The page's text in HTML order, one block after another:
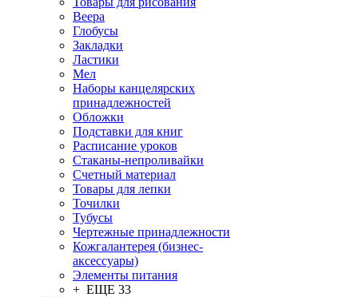
Веера
Глобусы
Закладки
Ластики
Мел
Наборы канцелярских
принадлежностей
Обложки
Подставки для книг
Расписание уроков
Стаканы-непроливайки
Счетный материал
Товары для лепки
Точилки
Тубусы
Чертежные принадлежности
Кожгалантерея (бизнес-
аксессуары)
Элементы питания
+ ЕЩЕ 33